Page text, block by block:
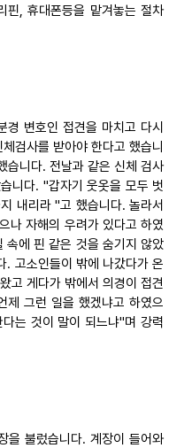
핀, 휴대폰등을 맡겨놓는 절차
변호인 접견을 마치고 다시
검사를 받아야 한다고 했습니
습니다. 전날과 같은 신체 검사
니다. "갑자기 웃옷을 모두 벗
내리라 "고 했습니다. 놀라서
나 자해의 우려가 있다고 하였
속에 핀 같은 것을 숨기지 않았
. 고소인들이 밖에 나갔다가 온
고 게다가 밖에서 의경이 접견
제 그런 일을 했겠냐고 하였으
는 것이 말이 되느냐"며 강력
을 불렀습니다. 계장이 들어와